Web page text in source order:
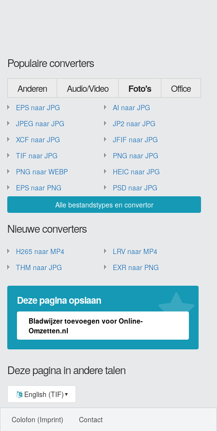
Populaire converters
Anderen Audio/Video Foto's Office
EPS naar JPG
AI naar JPG
JPEG naar JPG
JP2 naar JPG
XCF naar JPG
JFIF naar JPG
TIF naar JPG
PNG naar JPG
PNG naar WEBP
HEIC naar JPG
EPS naar PNG
PSD naar JPG
Alle bestandstypes en convertor
Nieuwe converters
H265 naar MP4
LRV naar MP4
THM naar JPG
EXR naar PNG
Deze pagina opslaan
Bladwijzer toevoegen voor Online-
Omzetten.nl
Deze pagina in andere talen
English (TIF) ▼
Colofon (Imprint)
Contact